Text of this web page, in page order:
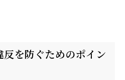
を防ぐためのポイン